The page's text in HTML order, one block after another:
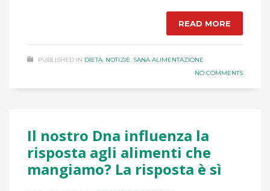
READ MORE
PUBLISHED IN DIETA, NOTIZIE, SANA ALIMENTAZIONE
NO COMMENTS
Il nostro Dna influenza la
risposta agli alimenti che
mangiamo? La risposta è sì